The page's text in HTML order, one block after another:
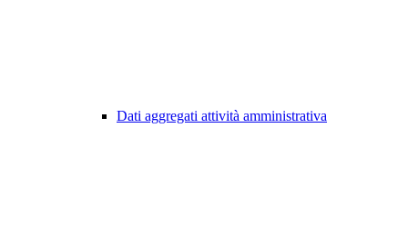
Dati aggregati attività amministrativa